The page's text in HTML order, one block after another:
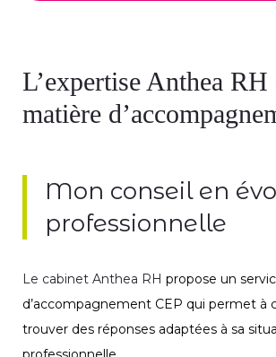
L’expertise Anthea RH
matière
Mon conseil en
professionnelle
Le cabinet Anthea RH propose un
d’accompagnement CEP qui permet à
trouver des réponses adaptées à sa